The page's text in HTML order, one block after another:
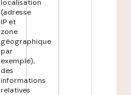
localisation
(adresse
IP et
zone
géographique
par
exemple),
des
informations
relatives